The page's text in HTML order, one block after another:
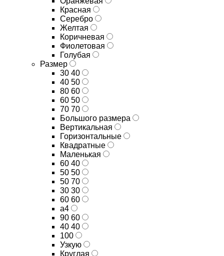
Красная
Серебро
Желтая
Коричневая
Фиолетовая
Голубая
Размер
30 40
40 50
80 60
60 50
70 70
Большого размера
Вертикальная
Горизонтальные
Квадратные
Маленькая
60 40
50 50
50 70
30 30
60 60
а4
90 60
40 40
100
Узкую
Круглая